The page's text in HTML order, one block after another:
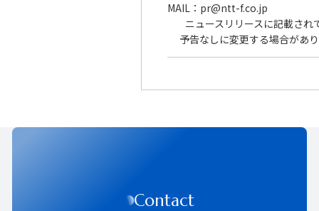
MAIL：pr@ntt-f.co.jp
ニュースリリースに記載さ
予告なしに変更する場合があ
Contact